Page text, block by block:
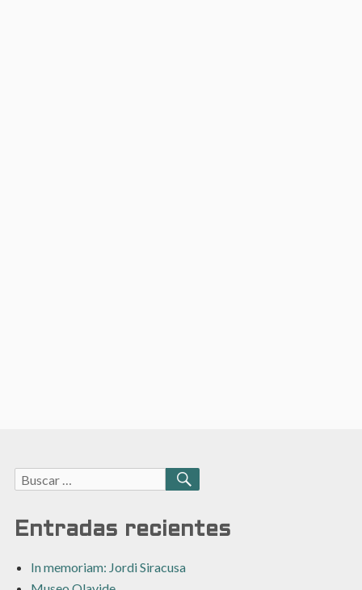
Buscar:
BUSCAR
Entradas recientes
In memoriam: Jordi Siracusa